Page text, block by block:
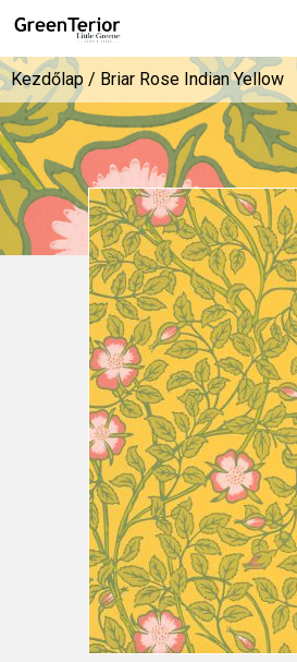
Kezdőlap / Briar Rose Indian Yellow